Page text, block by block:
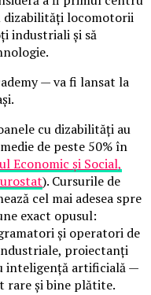
dizabilități locomotorii
industriali și să
— va fi lansat la
cu dizabilități au
de peste 50% în
Economic și Social,
). Cursurile de
cel mai adesea spre
exact opusul:
și operatori de
proiectanți
inteligență artificială —
rare și bine plătite.